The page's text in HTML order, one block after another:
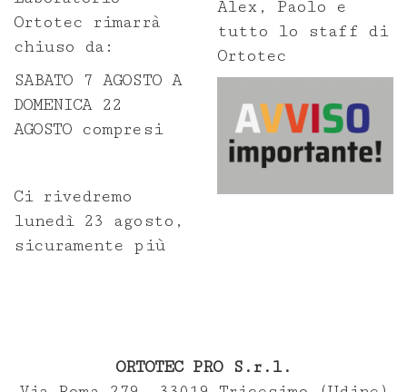
Cloud Ortotec
Privacy Policy
Contatti
My Ortotec
Ortotec rimarrà
chiuso da:
SABATO 7 AGOSTO A
DOMENICA 22
AGOSTO compresi
Ci rivedremo
lunedì 23 agosto,
sicuramente più
Alex, Paolo e
tutto lo staff di
Ortotec
ORTOTEC PRO S.r.l.